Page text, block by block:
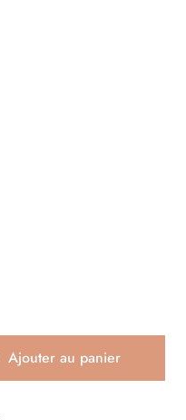
Ajouter au panier